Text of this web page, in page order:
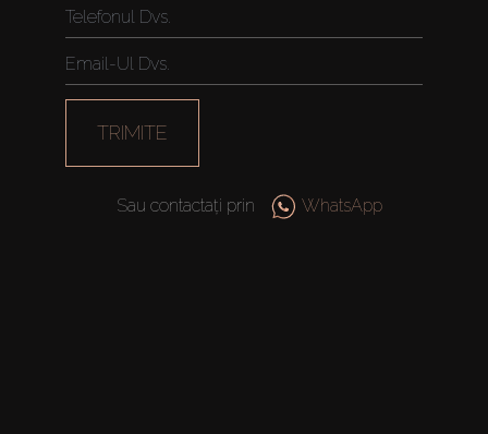
TRIMITE
Sau contactați prin WhatsApp